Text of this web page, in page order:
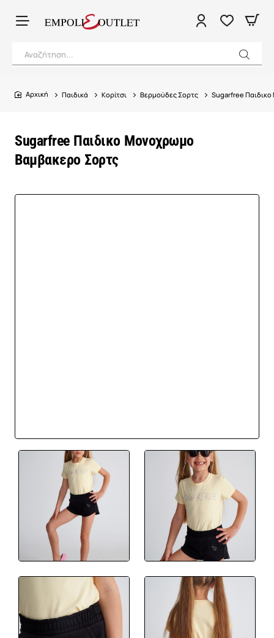
Αναζήτηση...
Sugarfree Παιδικο Μονοχρωμο
Βαμβακερο Σορτς
home
Παιδικά Κορίτσι Βερμούδες Σορτς Sugarfree